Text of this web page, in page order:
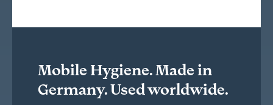
Mobile Hygiene. Made in
Germany. Used worldwide.